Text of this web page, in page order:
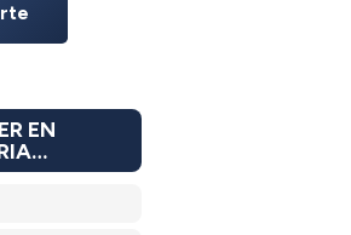
EN